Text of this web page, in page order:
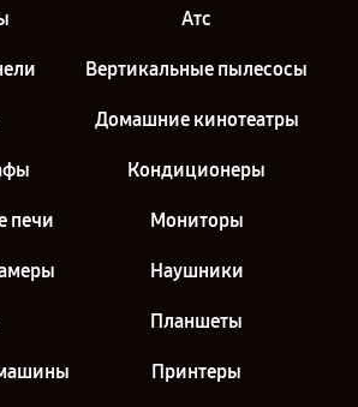
Атс
Вертикальные пылесосы
Домашние кинотеатры
Кондиционеры
печи Мониторы
Наушники
Планшеты
Принтеры